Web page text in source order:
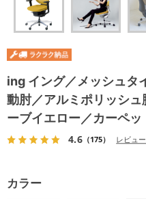
ing イング／メッシュタ
動肘／アルミポリッシ
ーブイエロー／カーペ
4.6（175） レビュ
カラー